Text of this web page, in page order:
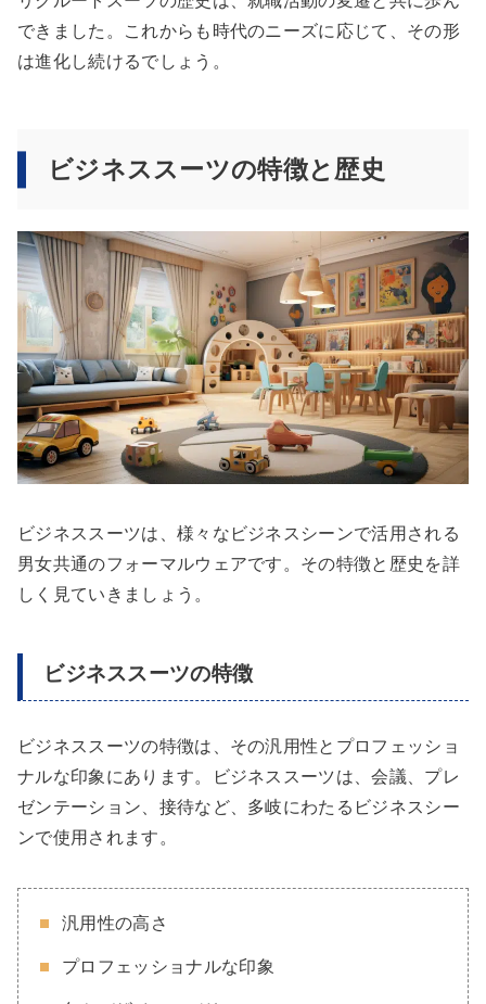
できました。これからも時代のニーズに応じて、その形
は進化し続けるでしょう。
ビジネススーツの特徴と歴史
ビジネススーツは、様々なビジネスシーンで活用される
男女共通のフォーマルウェアです。その特徴と歴史を詳
しく見ていきましょう。
ビジネススーツの特徴
ビジネススーツの特徴は、その汎用性とプロフェッショ
ナルな印象にあります。ビジネススーツは、会議、プレ
ゼンテーション、接待など、多岐にわたるビジネスシー
ンで使用されます。
汎用性の高さ
プロフェッショナルな印象